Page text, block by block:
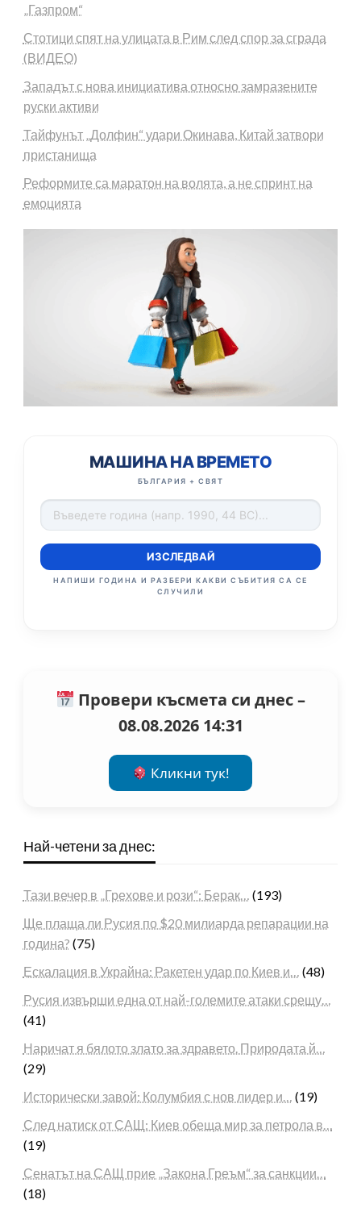
„Газпром“
Стотици спят на улицата в Рим след спор за сграда
(ВИДЕО)
Западът с нова инициатива относно замразените
руски активи
Тайфунът „Долфин“ удари Окинава, Китай затвори
пристанища
Реформите са маратон на волята, а не спринт на
емоцията
МАШИНА НА ВРЕМЕТО
БЪЛГАРИЯ + СВЯТ
ИЗСЛЕДВАЙ
НАПИШИ ГОДИНА И РАЗБЕРИ КАКВИ СЪБИТИЯ СА СЕ
СЛУЧИЛИ
Провери късмета си днес –
08.08.2026 14:31
Кликни тук!
Най-четени за днес:
Тази вечер в „Грехове и рози“: Берак… (193)
Ще плаща ли Русия по $20 милиарда репарации на
година? (75)
Ескалация в Украйна: Ракетен удар по Киев и… (48)
Русия извърши една от най-големите атаки срещу…
(41)
Наричат я бялото злато за здравето. Природата й…
(29)
Исторически завой: Колумбия с нов лидер и… (19)
След натиск от САЩ: Киев обеща мир за петрола в…
(19)
Сенатът на САЩ прие „Закона Греъм“ за санкции…
(18)